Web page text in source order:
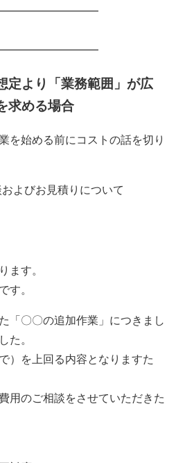
より「業務範囲」が広
求める場合
を始める前にコストの話を切り
よびお見積りについて
ます。
す。
「〇〇の追加作業」につきまし
た。
）を上回る内容となりますた
用のご相談をさせていただきた